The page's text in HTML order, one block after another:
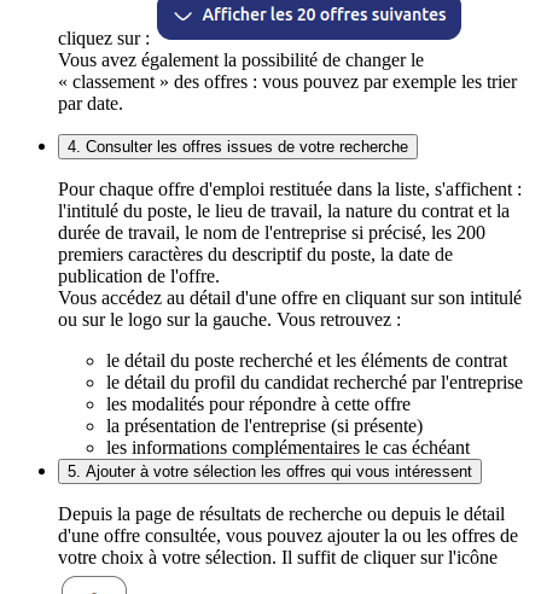
cliquez sur :
Vous avez également la possibilité de changer le
« classement » des offres : vous pouvez par exemple les trier
par date.
4. Consulter les offres issues de votre recherche
Pour chaque offre d'emploi restituée dans la liste, s'affichent :
l'intitulé du poste, le lieu de travail, la nature du contrat et la
durée de travail, le nom de l'entreprise si précisé, les 200
premiers caractères du descriptif du poste, la date de
publication de l'offre.
Vous accédez au détail d'une offre en cliquant sur son intitulé
ou sur le logo sur la gauche. Vous retrouvez :
le détail du poste recherché et les éléments de contrat
le détail du profil du candidat recherché par l'entreprise
les modalités pour répondre à cette offre
la présentation de l'entreprise (si présente)
les informations complémentaires le cas échéant
5. Ajouter à votre sélection les offres qui vous intéressent
Depuis la page de résultats de recherche ou depuis le détail
d'une offre consultée, vous pouvez ajouter la ou les offres de
votre choix à votre sélection. Il suffit de cliquer sur l'icône